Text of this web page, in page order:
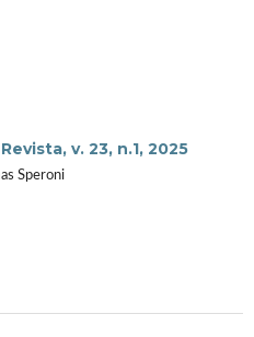
v. 23, n.1, 2025
Speroni